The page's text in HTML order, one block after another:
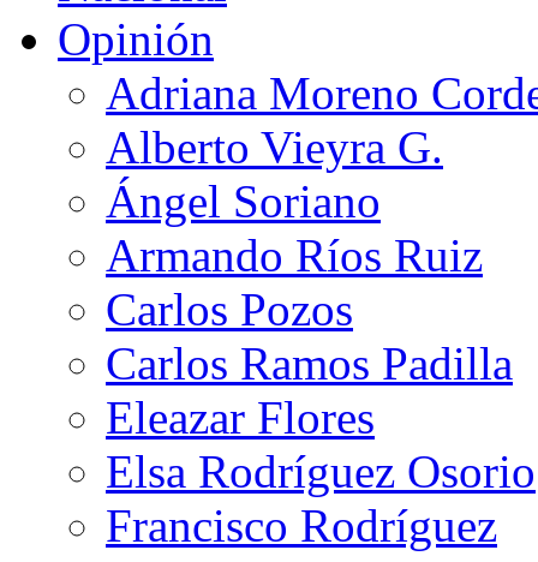
Opinión
Adriana Moreno
Alberto Vieyra G.
Ángel Soriano
Armando Ríos Ruiz
Carlos Pozos
Carlos Ramos Padilla
Eleazar Flores
Elsa Rodríguez Osorio
Francisco Rodríguez